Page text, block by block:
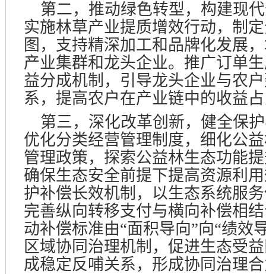
第二，推动绿色转型，构建现
实施林草产业提质增效行动，制
图，支持精深加工和品牌化发展
产业集群和龙头企业。推广订单
益分成机制，引导龙头企业与农
系，提高农户在产业链中的收益
第三，深化改革创新，健全保
优化分类经营管理制度，细化公
管理政策，探索公益林生态功能
确保生态安全前提下提高资源利
护补偿长效机制，以生态系统服
完善纵向转移支付与横向补偿相
动补偿标准由“面积导向”向“绩效
区域协同治理机制，促进生态受
成稳定反哺关系，形成协同治理